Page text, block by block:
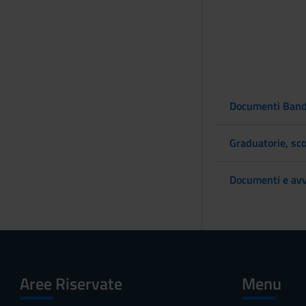
Documenti
Graduatorie,
Documenti e
Aree Riservate Menu